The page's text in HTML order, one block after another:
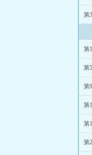
第
第
第
第
第
第
第